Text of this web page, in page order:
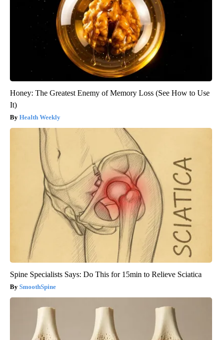
Honey: The Greatest Enemy of Memory Loss (See How to Use
It)
Health Weekly
Spine Specialists Says: Do This for 15min to Relieve Sciatica
SmoothSpine